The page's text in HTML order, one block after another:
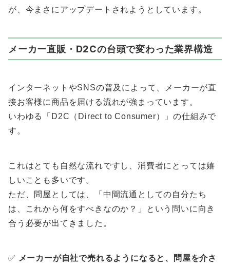
が、今まさにアップデートされようとしています。
メーカー直販・D2Cの台頭で変わった業界構造
インターネットやSNSの普及によって、メーカーが直
接お客様に商品を届ける流れが強まっています。
いわゆる「D2C（Direct to Consumer）」の仕組みで
す。
これはとても自然な流れですし、消費者にとっては嬉
しいことも多いです。
ただ、問屋としては、「中間流通としての自分たち
は、これから何をすべきなのか？」という問いに向き
合う必要が出てきました。
✅ メーカーが自社で売れるようになると、問屋を介さ